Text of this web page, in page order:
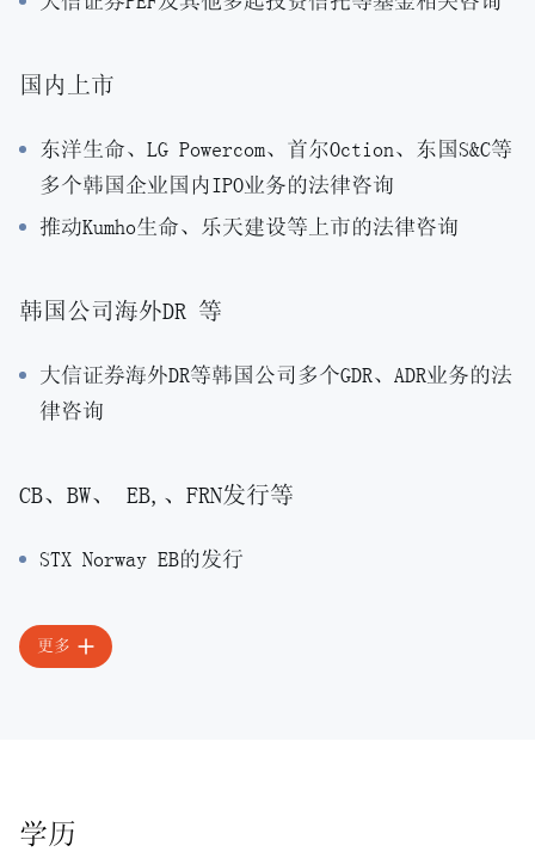
国内上市
东洋生命、LG Powercom、首尔Oction、东国S&C等
多个韩国企业国内IPO业务的法律咨询
推动Kumho生命、乐天建设等上市的法律咨询
韩国公司海外DR 等
大信证券海外DR等韩国公司多个GDR、ADR业务的法
律咨询
CB、BW、 EB,、FRN发行等
STX Norway EB的发行
更多
学历